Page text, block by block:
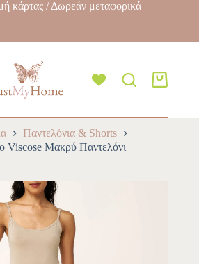
κάρτας / Δωρεάν μεταφορικά
Παντελόνια & Shorts
Viscose Μακρύ Παντελόνι